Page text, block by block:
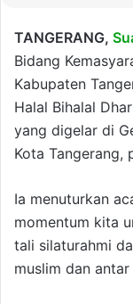
TANGERANG,
Bidang
Kabupaten
Halal Bihalal
yang digelar di
Kota Tangerang,
Ia menuturkan
momentum kita
tali silaturahmi
muslim dan